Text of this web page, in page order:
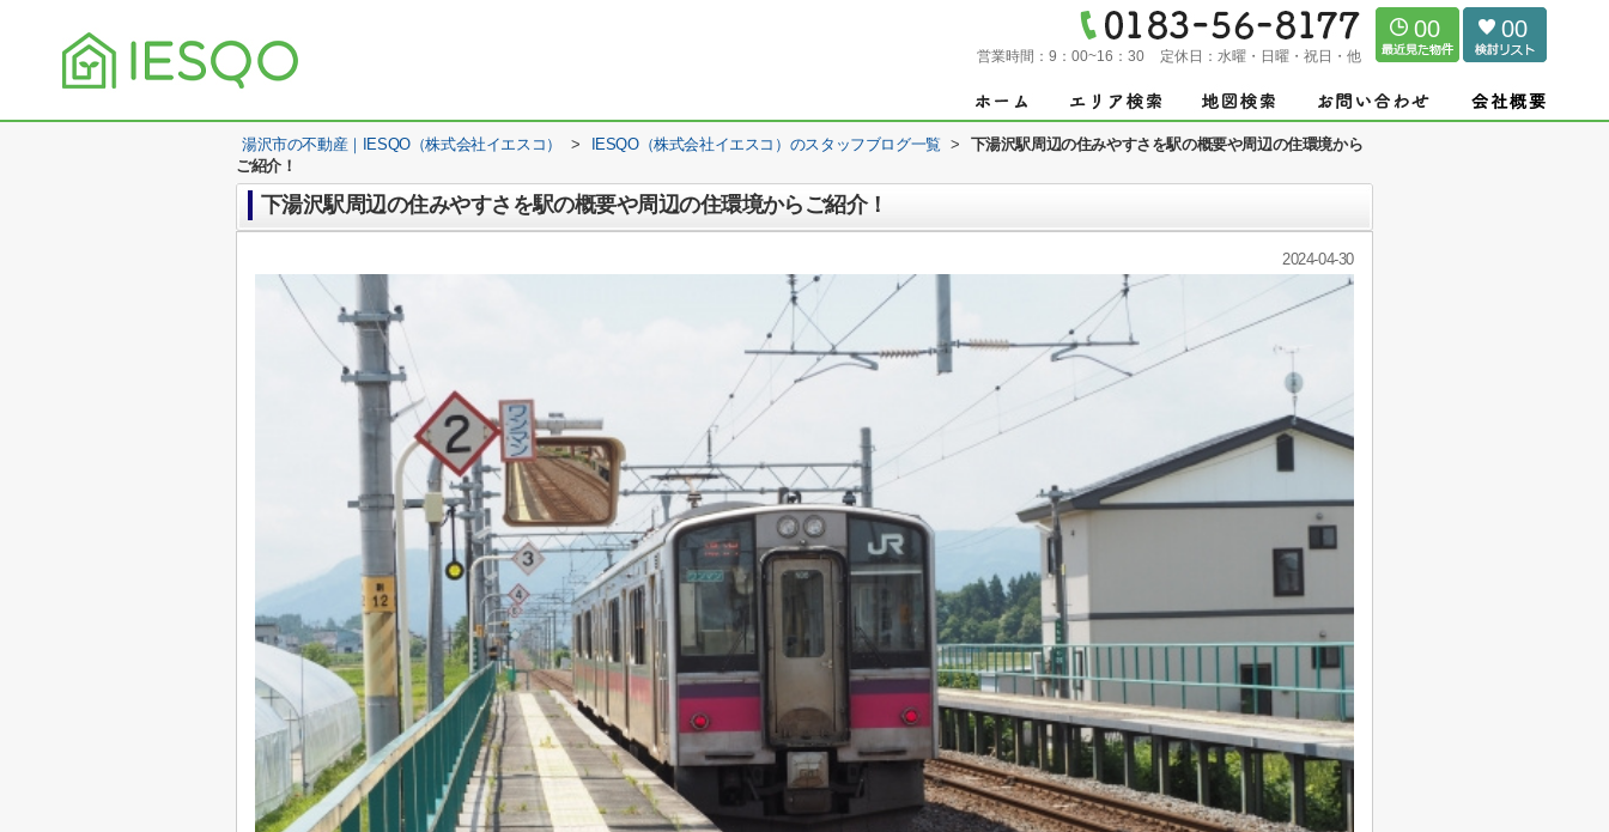
営業時間： 9：00~16：30 定休日： 水曜・日曜・祝日・他
00 00
湯沢市の不動産｜IESQO（株式会社イエスコ） > IESQO（株式会社イエスコ）のスタッフブログ一覧 >
下湯沢駅周辺の住みやすさを駅の概要や周辺の住環境から
ご紹介！
下湯沢駅周辺の住みやすさを駅の概要や周辺の住環境からご紹介！
2024-04-30